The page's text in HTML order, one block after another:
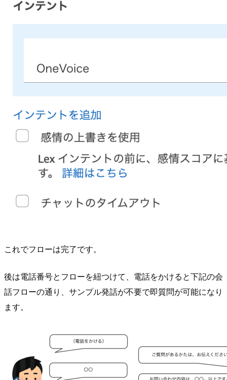
これでフローは完了です。
後は電話番号とフローを紐つけて、電話をかけると下記の会
話フローの通り、サンプル発話が不要で即質問が可能になり
ます。